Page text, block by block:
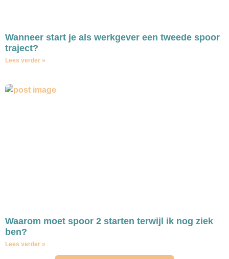
Wanneer start je als werkgever een tweede spoor
traject?
Lees verder »
Waarom moet spoor 2 starten terwijl ik nog ziek
ben?
Lees verder »